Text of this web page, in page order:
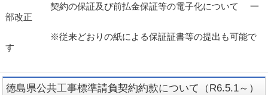
契約の保証及び前払金保証等の電子化について 一
部改正
※従来どおりの紙による保証証書等の提出も可能で
す
徳島県公共工事標準請負契約約款について（R6.5.1～）